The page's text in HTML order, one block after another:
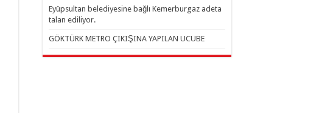
Eyüpsultan belediyesine bağlı Kemerburgaz adeta
talan ediliyor.
GÖKTÜRK METRO ÇIKIŞINA YAPILAN UCUBE